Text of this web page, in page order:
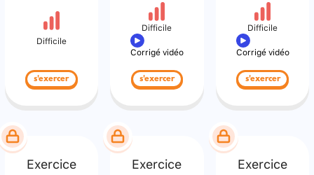
Difficile
s'exercer
Difficile
Corrigé vidéo
s'exercer
Difficile
Corrigé vidéo
s'exercer
Exercice Exercice Exercice